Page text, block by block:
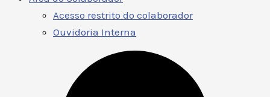
Acesso restrito do colaborador
Ouvidoria Interna